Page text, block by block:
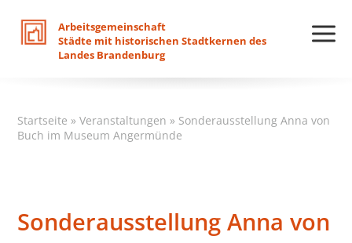
Arbeitsgemeinschaft
Städte mit historischen Stadtkernen des
Landes Brandenburg
Startseite »Veranstaltungen » Sonderausstellung Anna von
Buch im Museum Angermünde
Sonderausstellung Anna von